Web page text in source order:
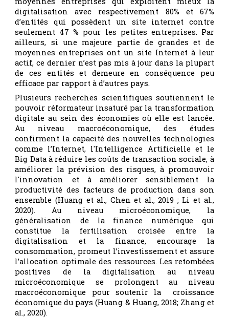
digitalisation avec respectivement 80% et 67%
d’entités qui possèdent un site internet contre
seulement 47 % pour les petites entreprises. Par
ailleurs, si une majeure partie de grandes et de
moyennes entreprises ont un site Internet à leur
actif, ce dernier n’est pas mis à jour dans la plupart
de ces entités et demeure en conséquence peu
efficace par rapport à d’autres pays.
Plusieurs recherches scientifiques soutiennent le
pouvoir réformateur insaturé par la transformation
digitale au sein des économies où elle est lancée.
Au niveau macroéconomique, des études
confirment la capacité des nouvelles technologies
comme l’Internet, l'Intelligence Artificielle et le
Big Data à réduire les coûts de transaction sociale, à
améliorer la prévision des risques, à promouvoir
l'innovation et à améliorer sensiblement la
productivité des facteurs de production dans son
ensemble (Huang et al., Chen et al., 2019 ; Li et al.,
2020). Au niveau microéconomique, la
généralisation de la finance numérique qui
constitue la fertilisation croisée entre la
digitalisation et la finance, encourage la
consommation, promeut l’investissement et assure
l’allocation optimale des ressources. Les retombées
positives de la digitalisation au niveau
microéconomique se prolongent au niveau
macroéconomique pour soutenir la croissance
économique du pays (Huang & Huang, 2018; Zhang et
al., 2020).